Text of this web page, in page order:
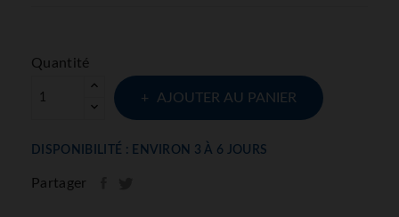
Quantité
AJOUTER AU PANIER
DISPONIBILITÉ : ENVIRON 3 À 6 JOURS
Partager